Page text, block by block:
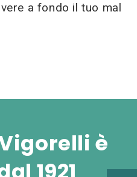
a fondo il tuo mal
è